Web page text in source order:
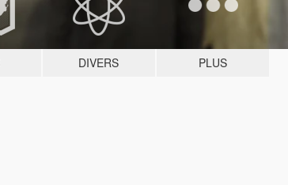
DIVERS PLUS